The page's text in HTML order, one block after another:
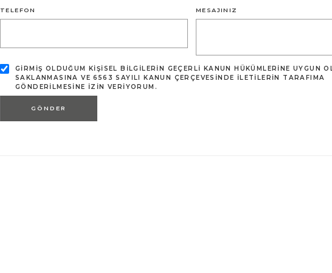
TELEFON MESAJINIZ
GIRMIŞ OLDUĞUM KIŞISEL BILGILERIN GEÇERLI KANUN HÜKÜMLERINE UYGUN
SAKLANMASINA VE 6563 SAYILI KANUN ÇERÇEVESINDE ILETILERIN TARAFIMA
GÖNDERILMESINE IZIN VERIYORUM.
GÖNDER